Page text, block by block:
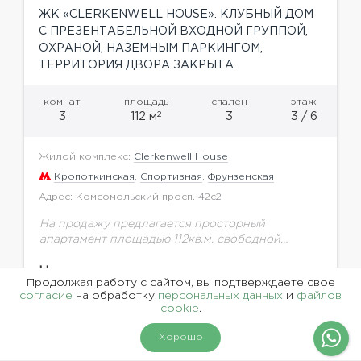
ЖК «CLERKENWELL HOUSE». КЛУБНЫЙ ДОМ
С ПРЕЗЕНТАБЕЛЬНОЙ ВХОДНОЙ ГРУППОЙ,
ОХРАНОЙ, НАЗЕМНЫМ ПАРКИНГОМ,
ТЕРРИТОРИЯ ДВОРА ЗАКРЫТА
комнат
3
площадь
112 м2
спален
3
этаж
3 / 6
Жилой комплекс: Clerkenwell House
Кропоткинская, Спортивная, Фрунзенская
Адрес: Комсомольский просп. 42с2
На продажу предлагается просторный
апартамент площадью 112кв.м. свободной
доме Clerkenwell House. Развитая
инфраструктура, До Фрунзенской набережной
5 минут пешком, до метро...
Цена по запросу
Продолжая работу с сайтом, вы подтверждаете свое
согласие на обработку персональных данных и файлов
cookie.
Хорошо